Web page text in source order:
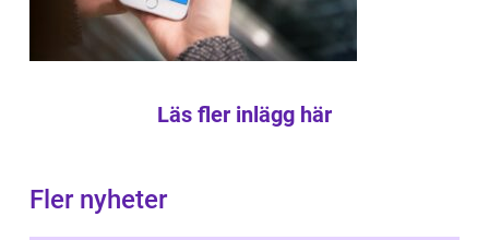
Läs fler inlägg här
Fler nyheter